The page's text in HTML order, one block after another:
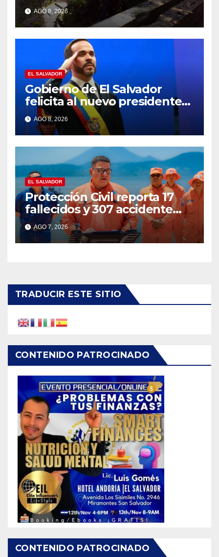
desaparecido en Santa Ana
AGO 8, 2026
EL SALVADOR
Gobierno de El Salvador
felicita al nuevo presidente
de Colombia Abelardo de la
Espriella
AGO 8, 2026
EL SALVADOR
Protección Civil reporta 17
fallecidos y 307 accidente
durante vacaciones
agostinas
AGO 7, 2026
TRADUCIR ESTE SITIO
CONTENIDO PATROCINADO
CONTENIDO PATROCINADO